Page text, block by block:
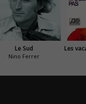
Le Sud
Nino Ferrer